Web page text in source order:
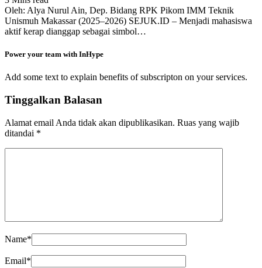
Oleh: Alya Nurul Ain, Dep. Bidang RPK Pikom IMM Teknik
Unismuh Makassar (2025–2026) SEJUK.ID – Menjadi mahasiswa
aktif kerap dianggap sebagai simbol…
Power your team with InHype
Add some text to explain benefits of subscripton on your services.
Tinggalkan Balasan
Alamat email Anda tidak akan dipublikasikan. Ruas yang wajib
ditandai *
Name*
Email*